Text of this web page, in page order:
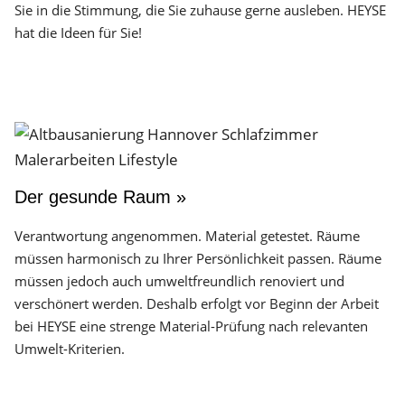
Sie in die Stimmung, die Sie zuhause gerne ausleben. HEYSE
hat die Ideen für Sie!
Der gesunde Raum »
Verantwortung angenommen. Material getestet. Räume
müssen harmonisch zu Ihrer Persönlichkeit passen. Räume
müssen jedoch auch umweltfreundlich renoviert und
verschönert werden. Deshalb erfolgt vor Beginn der Arbeit
bei HEYSE eine strenge Material-Prüfung nach relevanten
Umwelt-Kriterien.